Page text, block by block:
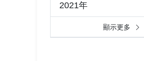
2021年
顯示更多